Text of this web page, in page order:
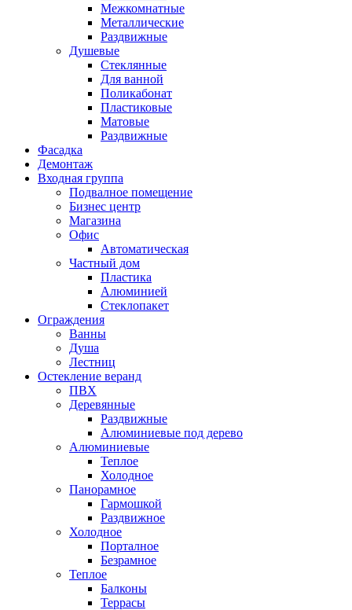
Межкомнатные
Металлические
Раздвижные
Душевые
Стеклянные
Для ванной
Поликабонат
Пластиковые
Матовые
Раздвижные
Фасадка
Демонтаж
Входная группа
Подвалное помещение
Бизнес центр
Магазина
Офис
Автоматическая
Частный дом
Пластика
Алюминией
Стеклопакет
Ограждения
Ванны
Душа
Лестниц
Остекление веранд
ПВХ
Деревянные
Раздвижные
Алюминиевые под дерево
Алюминиевые
Теплое
Холодное
Панорамное
Гармошкой
Раздвижное
Холодное
Порталное
Безрамное
Теплое
Балконы
Террасы